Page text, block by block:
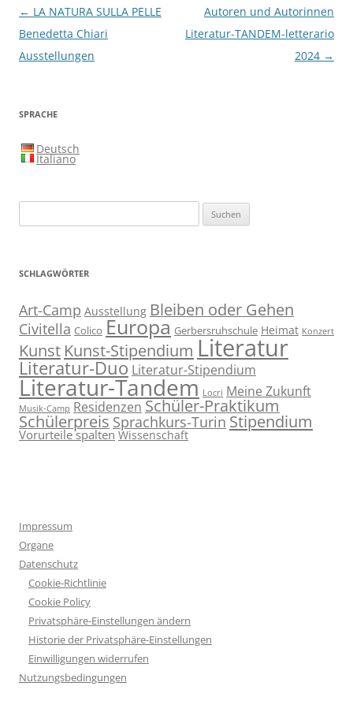
Beitragsnavigation
← LA NATURA SULLA PELLE
Benedetta Chiari
Ausstellungen
Autoren und Autorinnen
Literatur-TANDEM-letterario
2024 →
SPRACHE
Deutsch
Italiano
nach:
SCHLAGWÖRTER
Art-Camp Ausstellung Bleiben oder Gehen
Civitella Colico Europa Gerbersruhschule Heimat Konzert
Kunst Kunst-Stipendium Literatur
Literatur-Duo Literatur-Stipendium
Literatur-Tandem Locri Meine Zukunft
Musik-Camp Residenzen Schüler-Praktikum
Schülerpreis Sprachkurs-Turin Stipendium
Vorurteile spalten Wissenschaft
Impressum
Organe
Datenschutz
Cookie-Richtlinie
Cookie Policy
Privatsphäre-Einstellungen ändern
Historie der Privatsphäre-Einstellungen
Einwilligungen widerrufen
Nutzungsbedingungen